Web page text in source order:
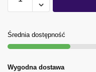
Średnia dostępność
Wygodna dostawa